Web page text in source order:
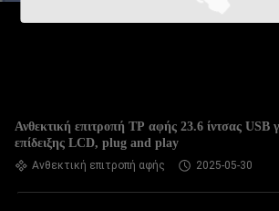
Ανθεκτική επιτροπή TP αφής 23.6 ίντσας USB
επίδειξης LCD, plug and play
Ανθεκτική επιτροπή αφής 2025-05-30